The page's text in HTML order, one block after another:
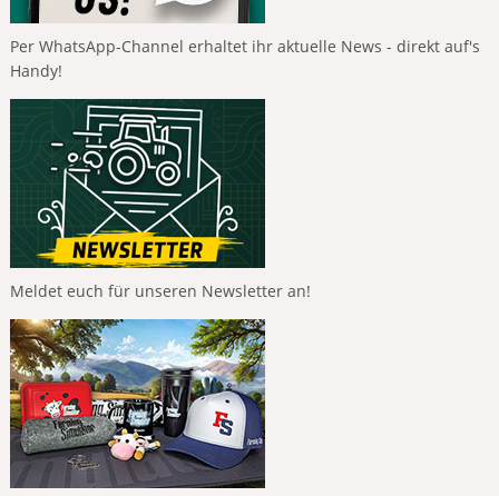
Per WhatsApp-Channel erhaltet ihr aktuelle News - direkt auf's
Handy!
Meldet euch für unseren Newsletter an!